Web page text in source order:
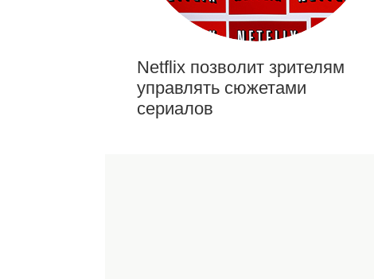
Netflix позволит зрителям
управлять сюжетами
сериалов